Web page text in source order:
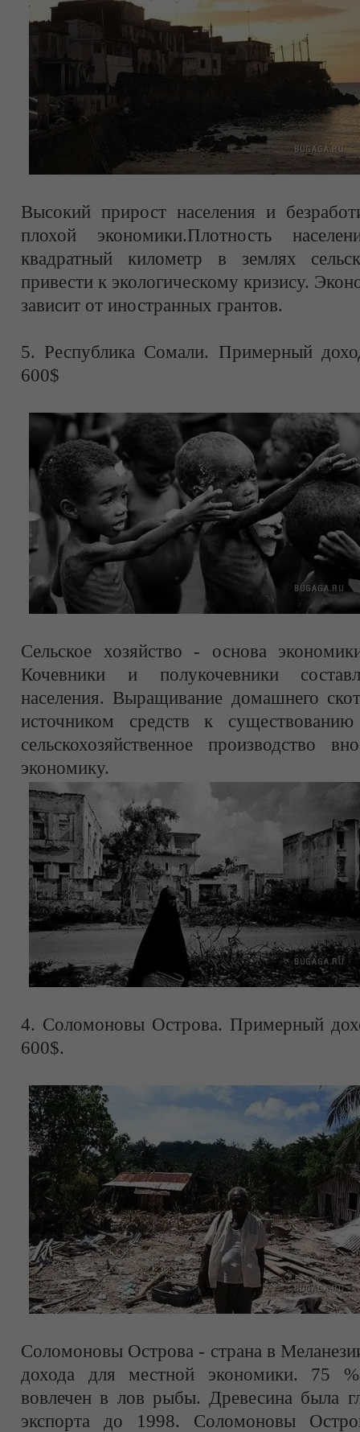
Высокий прирост населения и
плохой экономики.Плотность
квадратный километр в землях
привести к экологическому кризису.
зависит от иностранных грантов.
5. Республика Сомали. Примерный
600$
Сельское хозяйство - основа
Кочевники и полукочевники
населения. Выращивание домашнего
источником средств к
сельскохозяйственное производство
экономику.
4. Соломоновы Острова. Примерный
600$.
Соломоновы Острова - страна в
дохода для местной экономики. 75 %
вовлечен в лов рыбы. Древесина была
экспорта до 1998. Соломоновы